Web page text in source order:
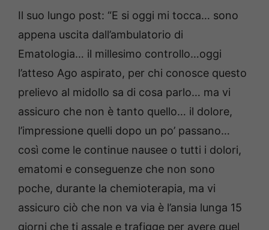
Il suo lungo post: “E si oggi mi tocca… sono
appena uscita dall’ambulatorio di
Ematologia… il millesimo controllo…oggi
l’atteso Ago aspirato, per chi conosce questo
prelievo al midollo sa di cosa parlo… ma vi
assicuro che non è tanto quello… il dolore,
l’impressione quelli dopo un po’ passano…
così come le continue nausee o tutti i dolori,
ematomi e conseguenze che non sono
poche, durante la chemioterapia, ma vi
assicuro ciò che non va via è l’ansia lunga 15
giorni che ti assale e trafigge per avere quel